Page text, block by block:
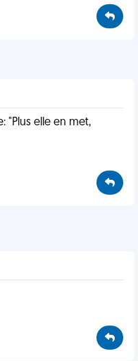
"Plus elle en met,